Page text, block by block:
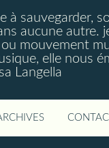
à sauvegarder,
aucune autre.
mouvement
elle nous
Langella